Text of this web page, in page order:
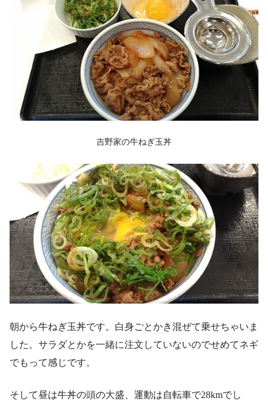
吉野家の牛ねぎ玉丼
朝から牛ねぎ玉丼です。白身ごとかき混ぜて乗せちゃいま
した。サラダとかを一緒に注文していないのでせめてネギ
でもって感じです。
そして昼は牛丼の頭の大盛、運動は自転車で28kmでし